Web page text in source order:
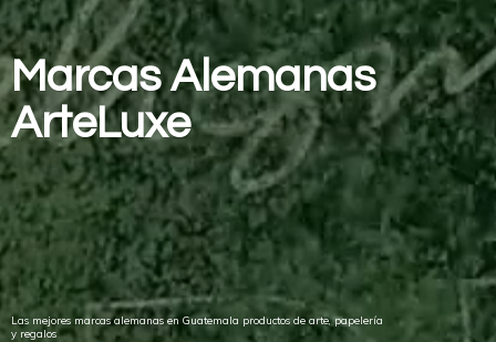
MarcasAlemanas
ArteLuxe
Las mejores marcas alemanas en Guatemala productos de arte, papelería
y regalos